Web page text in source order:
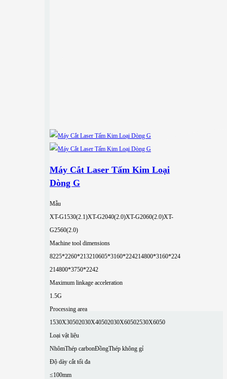
Máy Cắt Laser Tấm Kim Loại
Dòng G
Mẫu
XT-G1530(2.1)XT-G2040(2.0)XT-G2060(2.0)XT-
G2560(2.0)
Machine tool dimensions
8225*2260*213210605*3160*224214800*3160*224
214800*3750*2242
Maximum linkage acceleration
1.5G
Processing area
1530X30502030X40502030X60502530X6050
Loại vật liệu
NhômThép carbonĐồngThép không gỉ
Độ dày cắt tối đa
≤100mm